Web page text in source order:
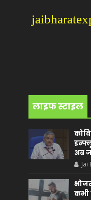
लाइफ स्टाइल
अब
कभी